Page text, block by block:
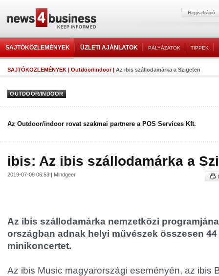
SAJTÓKÖZLEMÉNYEK ÜZLETI AJÁNLATOK PÁLYÁZATOK TIPPEK
SAJTÓKÖZLEMÉNYEK | Outdoor/indoor| Az ibis szállodamárka a Szigeten
OUTDOOR/INDOOR
Az Outdoor/indoor rovat szakmai partnere a POS Services Kft.
ibis: Az ibis szállodamárka a
2019-07-09 06:53 | Mindgeer
Az ibis szállodamárka nemzetközi
országban adnak helyi művészek összesen
minikoncertet.
Az ibis Music magyarországi eseményén, az ibis